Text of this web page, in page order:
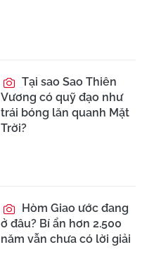
Tại sao Sao Thiên
Vương có quỹ đạo như
trái bóng lăn quanh Mặt
Trời?
Hòm Giao ước đang
ở đâu? Bí ẩn hơn 2.500
năm vẫn chưa có lời giải